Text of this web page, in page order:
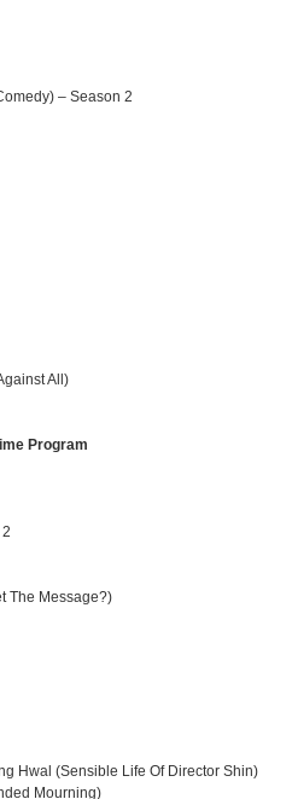
– Season 2
All)
Program
The Message?)
Hwal (Sensible Life Of Director Shin)
Mourning)